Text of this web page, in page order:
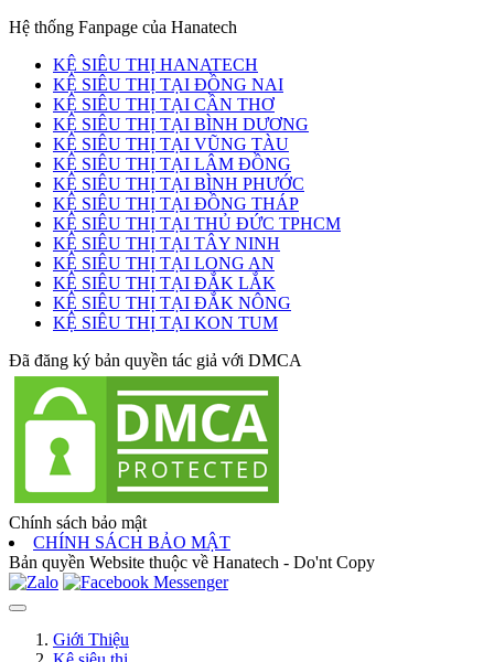
Hệ thống Fanpage của Hanatech
KỆ SIÊU THỊ HANATECH
KỆ SIÊU THỊ TẠI ĐỒNG NAI
KỆ SIÊU THỊ TẠI CẦN THƠ
KỆ SIÊU THỊ TẠI BÌNH DƯƠNG
KỆ SIÊU THỊ TẠI VŨNG TÀU
KỆ SIÊU THỊ TẠI LÂM ĐỒNG
KỆ SIÊU THỊ TẠI BÌNH PHƯỚC
KỆ SIÊU THỊ TẠI ĐỒNG THÁP
KỆ SIÊU THỊ TẠI THỦ ĐỨC TPHCM
KỆ SIÊU THỊ TẠI TÂY NINH
KỆ SIÊU THỊ TẠI LONG AN
KỆ SIÊU THỊ TẠI ĐẮK LẮK
KỆ SIÊU THỊ TẠI ĐẮK NÔNG
KỆ SIÊU THỊ TẠI KON TUM
Đã đăng ký bản quyền tác giả với DMCA
Chính sách bảo mật
CHÍNH SÁCH BẢO MẬT
Bản quyền Website thuộc về Hanatech - Do'nt Copy
Giới Thiệu